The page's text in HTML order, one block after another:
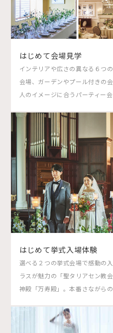
はじめて会場見学
インテリアや広さの異なる６つ
会場、ガーデンやプール付きの
人のイメージに合うパーティー会
はじめて挙式入場体験
選べる２つの挙式会場で感動の
ラスが魅力の「聖タリアセン教
神殿「万寿殿」。本番さながら